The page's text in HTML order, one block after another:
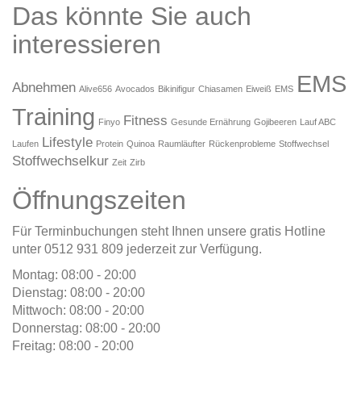
Das könnte Sie auch
interessieren
Abnehmen Alive656 Avocados Bikinifigur Chiasamen Eiweiß EMS EMS
Training Finyo Fitness Gesunde Ernährung Gojibeeren Lauf ABC
Laufen Lifestyle Protein Quinoa Raumläufter Rückenprobleme Stoffwechsel
Stoffwechselkur Zeit Zirb
Öffnungszeiten
Für Terminbuchungen steht Ihnen unsere gratis Hotline
unter 0512 931 809 jederzeit zur Verfügung.
Montag: 08:00 - 20:00
Dienstag: 08:00 - 20:00
Mittwoch: 08:00 - 20:00
Donnerstag: 08:00 - 20:00
Freitag: 08:00 - 20:00